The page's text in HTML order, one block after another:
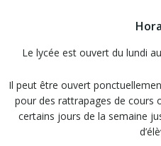
Le lycée est ouvert du lundi
Il peut être ouvert
pour des rattrapages de cours
certains jours de la semaine